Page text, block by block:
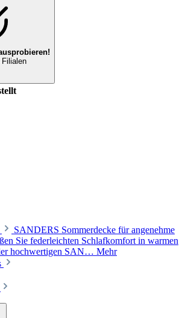
Filialen
SANDERS Sommerdecke für angenehme
Sie federleichten Schlafkomfort in warmen
hochwertigen SAN… Mehr